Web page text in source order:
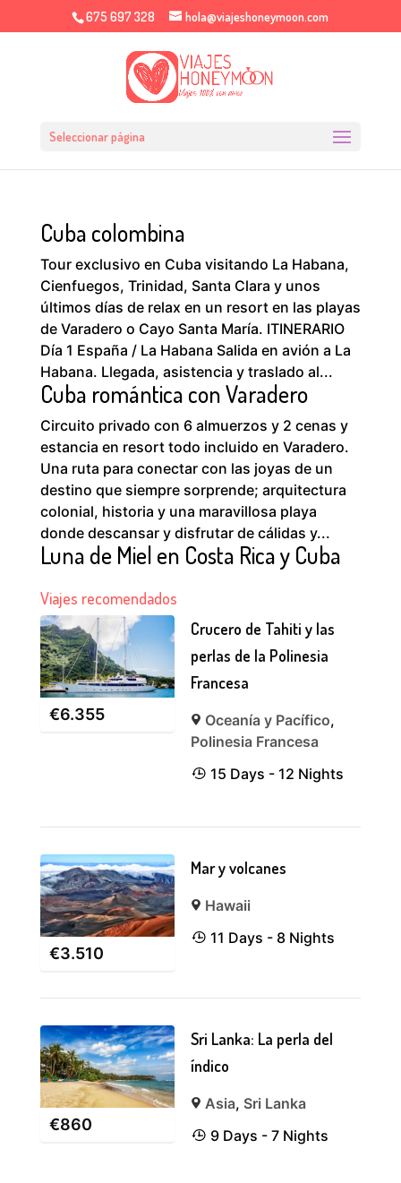
675 697 328 hola@viajeshoneymoon.com
Seleccionar página
Cuba colombina
Tour exclusivo en Cuba visitando La Habana,
Cienfuegos, Trinidad, Santa Clara y unos
últimos días de relax en un resort en las playas
de Varadero o Cayo Santa María. ITINERARIO
Día 1 España / La Habana Salida en avión a La
Habana. Llegada, asistencia y traslado al...
Cuba romántica con Varadero
Circuito privado con 6 almuerzos y 2 cenas y
estancia en resort todo incluido en Varadero.
Una ruta para conectar con las joyas de un
destino que siempre sorprende; arquitectura
colonial, historia y una maravillosa playa
donde descansar y disfrutar de cálidas y...
Luna de Miel en Costa Rica y Cuba
Viajes recomendados
€6.355
Crucero de Tahiti y las
perlas de la Polinesia
Francesa
Oceanía y Pacífico,
Polinesia Francesa
15 Days - 12 Nights
€3.510
Mar y volcanes
Hawaii
11 Days - 8 Nights
€860
Sri Lanka: La perla del
índico
Asia, Sri Lanka
9 Days - 7 Nights